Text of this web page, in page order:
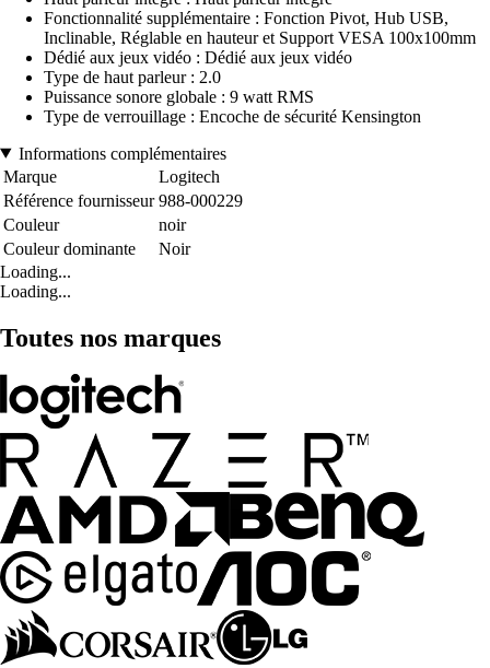
Fonctionnalité supplémentaire : Fonction Pivot, Hub USB,
Inclinable, Réglable en hauteur et Support VESA 100x100mm
Dédié aux jeux vidéo : Dédié aux jeux vidéo
Type de haut parleur : 2.0
Puissance sonore globale : 9 watt RMS
Type de verrouillage : Encoche de sécurité Kensington
Informations complémentaires
Marque
Logitech
Référence fournisseur 988-000229
Couleur
noir
Couleur dominante
Noir
Loading...
Loading...
Toutes nos marques